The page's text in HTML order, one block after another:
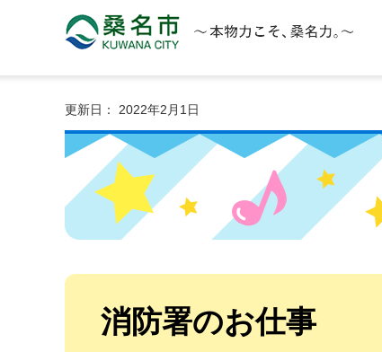
桑名市 KUWANA CITY 本物力こそ、桑名力。
更新日： 2022年2月1日
消防署のお仕事